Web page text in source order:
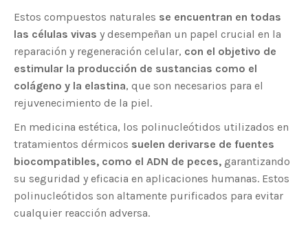
Estos compuestos naturales se encuentran en todas
las células vivas y desempeñan un papel crucial en la
reparación y regeneración celular, con el objetivo de
estimular la producción de sustancias como el
colágeno y la elastina, que son necesarios para el
rejuvenecimiento de la piel.
En medicina estética, los polinucleótidos utilizados en
tratamientos dérmicos suelen derivarse de fuentes
biocompatibles, como el ADN de peces, garantizando
su seguridad y eficacia en aplicaciones humanas. Estos
polinucleótidos son altamente purificados para evitar
cualquier reacción adversa.